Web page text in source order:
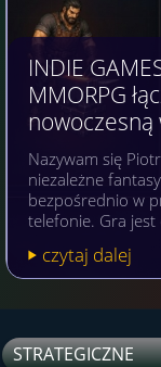
INDIE
MMORPG
nowoczesną
Nazywam się
niezależne
bezpośrednio w
telefonie. Gra
czytaj dalej
STRATEGICZNE